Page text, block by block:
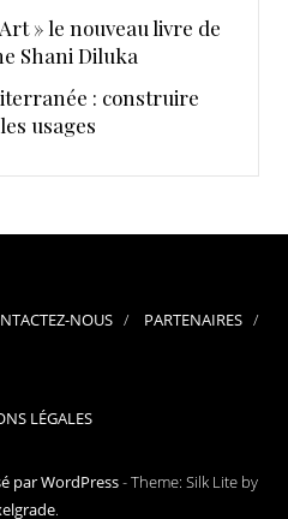
» le nouveau livre de
Shani Diluka
: construire
usages
NOUS PARTENAIRES
LÉGALES
par WordPress-Theme: Silk Lite by
.